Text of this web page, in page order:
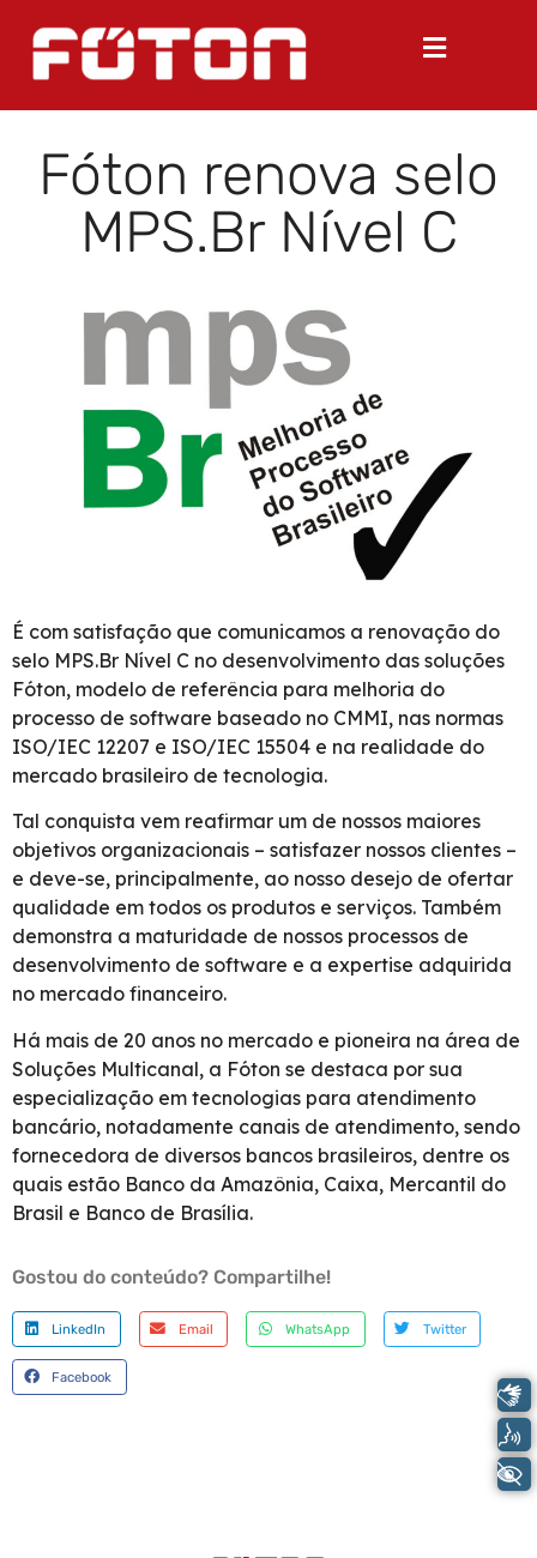
Fóton renova selo
MPS.Br Nível C
É com satisfação que comunicamos a renovação do
selo MPS.Br Nível C no desenvolvimento das soluções
Fóton, modelo de referência para melhoria do
processo de software baseado no CMMI, nas normas
ISO/IEC 12207 e ISO/IEC 15504 e na realidade do
mercado brasileiro de tecnologia.
Tal conquista vem reafirmar um de nossos maiores
objetivos organizacionais – satisfazer nossos clientes –
e deve-se, principalmente, ao nosso desejo de ofertar
qualidade em todos os produtos e serviços. Também
demonstra a maturidade de nossos processos de
desenvolvimento de software e a expertise adquirida
no mercado financeiro.
Há mais de 20 anos no mercado e pioneira na área de
Soluções Multicanal, a Fóton se destaca por sua
especialização em tecnologias para atendimento
bancário, notadamente canais de atendimento, sendo
fornecedora de diversos bancos brasileiros, dentre os
quais estão Banco da Amazônia, Caixa, Mercantil do
Brasil e Banco de Brasília.
Gostou do conteúdo? Compartilhe!
LinkedIn Email WhatsApp Twitter
Facebook